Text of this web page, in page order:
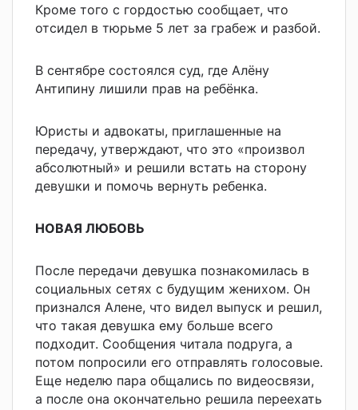
Кроме того с гордостью сообщает, что
отсидел в тюрьме 5 лет за грабеж и разбой.
В сентябре состоялся суд, где Алёну
Антипину лишили прав на ребёнка.
Юристы и адвокаты, приглашенные на
передачу, утверждают, что это «произвол
абсолютный» и решили встать на сторону
девушки и помочь вернуть ребенка.
НОВАЯ ЛЮБОВЬ
После передачи девушка познакомилась в
социальных сетях с будущим женихом. Он
признался Алене, что видел выпуск и решил,
что такая девушка ему больше всего
подходит. Сообщения читала подруга, а
потом попросили его отправлять голосовые.
Еще неделю пара общались по видеосвязи,
а после она окончательно решила переехать